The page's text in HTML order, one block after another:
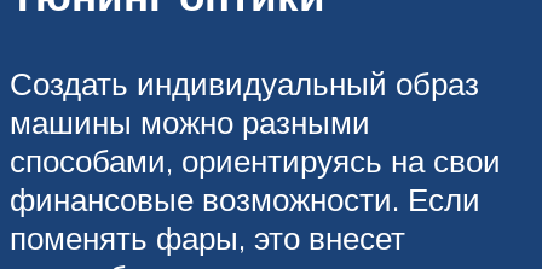
Создать индивидуальный образ
машины можно разными
способами, ориентируясь на свои
финансовые возможности. Если
поменять фары, это внесет